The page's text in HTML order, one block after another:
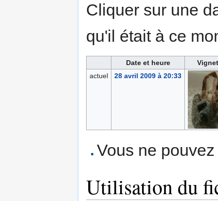
Cliquer sur une
qu'il était à ce
Date et heure
actuel
28 avril 2009 à 20:33
Vous ne
Utilisation du